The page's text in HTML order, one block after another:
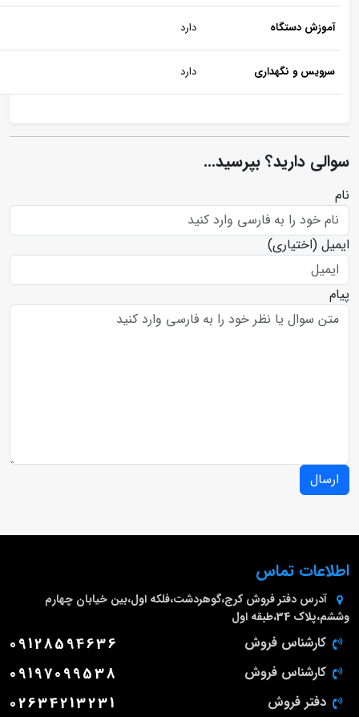
دستگاه
و نگهداری
دارید؟ بپرسید...
(اختیاری)
تماس
آدرس دفتر فروش کرج،گوهردشت،فلکه اول،بین خیابان چهارم
34،طبقه اول
کارشناس فروش 09128594636
کارشناس فروش 09197099538
دفتر فروش 02634213231